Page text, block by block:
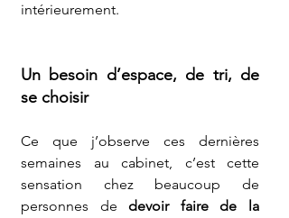
intérieurement.
Un besoin d’espace, de tri, de
se choisir
Ce que j’observe ces dernières
semaines au cabinet, c’est cette
sensation chez beaucoup de
personnes de devoir faire de la